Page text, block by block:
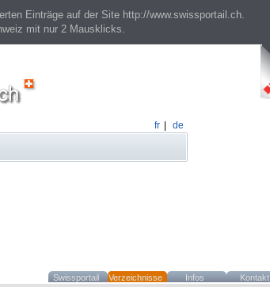
Einträge auf der Site http://www.swissportail.ch.
mit nur 2 Mausklicks.
fr de
Swissportail Verzeichnisse Infos Kontakt